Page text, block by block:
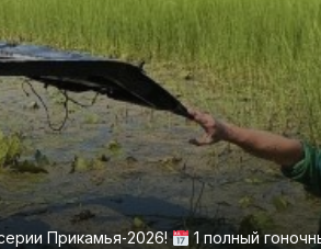
Прикамья‑2026! 1 полный